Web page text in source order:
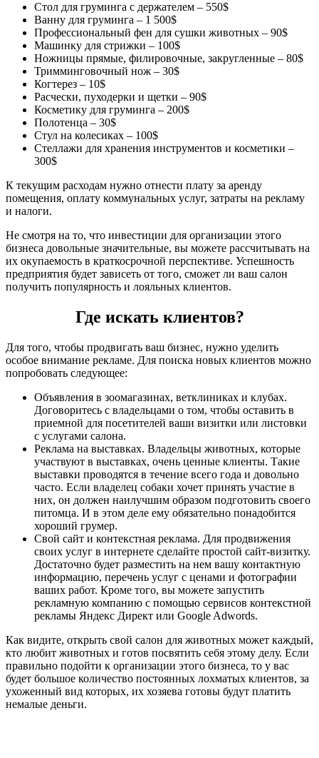
Стол для груминга с держателем – 550$
Ванну для груминга – 1 500$
Профессиональный фен для сушки животных – 90$
Машинку для стрижки – 100$
Ножницы прямые, филировочные, закругленные – 80$
Тримминговочный нож – 30$
Когтерез – 10$
Расчески, пуходерки и щетки – 90$
Косметику для груминга – 200$
Полотенца – 30$
Стул на колесиках – 100$
Стеллажи для хранения инструментов и косметики –
300$
К текущим расходам нужно отнести плату за аренду
помещения, оплату коммунальных услуг, затраты на рекламу
и налоги.
Не смотря на то, что инвестиции для организации этого
бизнеса довольные значительные, вы можете рассчитывать на
их окупаемость в краткосрочной перспективе. Успешность
предприятия будет зависеть от того, сможет ли ваш салон
получить популярность и лояльных клиентов.
Где искать клиентов?
Для того, чтобы продвигать ваш бизнес, нужно уделить
особое внимание рекламе. Для поиска новых клиентов можно
попробовать следующее:
Объявления в зоомагазинах, ветклиниках и клубах.
Договоритесь с владельцами о том, чтобы оставить в
приемной для посетителей ваши визитки или листовки
с услугами салона.
Реклама на выставках. Владельцы животных, которые
участвуют в выставках, очень ценные клиенты. Такие
выставки проводятся в течение всего года и довольно
часто. Если владелец собаки хочет принять участие в
них, он должен наилучшим образом подготовить своего
питомца. И в этом деле ему обязательно понадобится
хороший грумер.
Свой сайт и контекстная реклама. Для продвижения
своих услуг в интернете сделайте простой сайт-визитку.
Достаточно будет разместить на нем вашу контактную
информацию, перечень услуг с ценами и фотографии
ваших работ. Кроме того, вы можете запустить
рекламную компанию с помощью сервисов контекстной
рекламы Яндекс Директ или Google Adwords.
Как видите, открыть свой салон для животных может каждый,
кто любит животных и готов посвятить себя этому делу. Если
правильно подойти к организации этого бизнеса, то у вас
будет большое количество постоянных лохматых клиентов, за
ухоженный вид которых, их хозяева готовы будут платить
немалые деньги.